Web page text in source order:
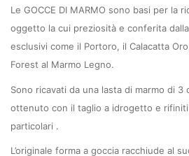
Le GOCCE DI MARMO sono basi per la
oggetto la cui preziosità e conferita
esclusivi come il Portoro, il Calacatta
Forest al Marmo Legno.
Sono ricavati da una lasta di marmo di 3
ottenuto con il taglio a idrogetto e
particolari .
L’originale forma a goccia racchiude al